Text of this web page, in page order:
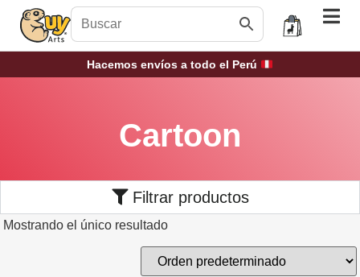
Hacemos envíos a todo el Perú
Cartoon
Filtrar productos
Mostrando el único resultado